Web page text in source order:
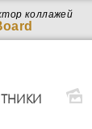
коллажей